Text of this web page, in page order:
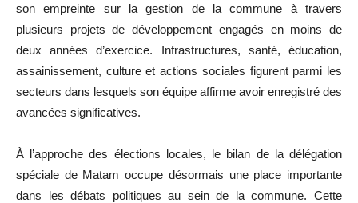
son empreinte sur la gestion de la commune à travers
plusieurs projets de développement engagés en moins de
deux années d’exercice. Infrastructures, santé, éducation,
assainissement, culture et actions sociales figurent parmi les
secteurs dans lesquels son équipe affirme avoir enregistré des
avancées significatives.
À l’approche des élections locales, le bilan de la délégation
spéciale de Matam occupe désormais une place importante
dans les débats politiques au sein de la commune. Cette